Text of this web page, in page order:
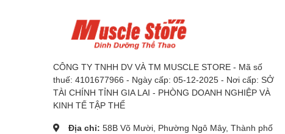
CÔNG TY TNHH DV VÀ TM MUSCLE STORE - Mã số
thuế: 4101677966 - Ngày cấp: 05-12-2025 - Nơi cấp: SỞ
TÀI CHÍNH TỈNH GIA LAI - PHÒNG DOANH NGHIỆP VÀ
KINH TẾ TẬP THỂ
Địa chỉ: 58B Võ Mười, Phường Ngô Mây, Thành phố